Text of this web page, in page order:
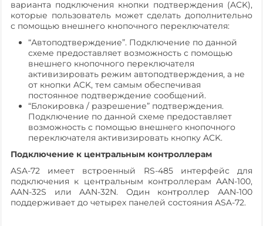
варианта подключения кнопки подтверждения (ACK),
которые пользователь может сделать дополнительно
с помощью внешнего кнопочного переключателя:
“Автоподтверждение”. Подключение по данной
схеме предоставляет возможность с помощью
внешнего кнопочного переключателя
активизировать режим автоподтверждения, а не
от кнопки ACK, тем самым обеспечивая
постоянное подтверждение сообщений.
“Блокировка / разрешение” подтверждения.
Подключение по данной схеме предоставляет
возможность с помощью внешнего кнопочного
переключателя активизировать кнопку ACK.
Подключение к центральным контроллерам
ASA-72 имеет встроенный RS-485 интерфейс для
подключения к центральным контроллерам AAN-100,
AAN-32S или AAN-32N. Один контроллер АAN-100
поддерживает до четырех панелей состояния ASA-72.